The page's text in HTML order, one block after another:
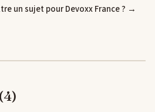
un sujet pour Devoxx France ? →